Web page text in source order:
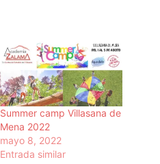
Summer camp Villasana de
Mena 2022
mayo 8, 2022
Entrada similar